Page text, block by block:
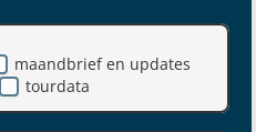
maandbrief en updates
tourdata